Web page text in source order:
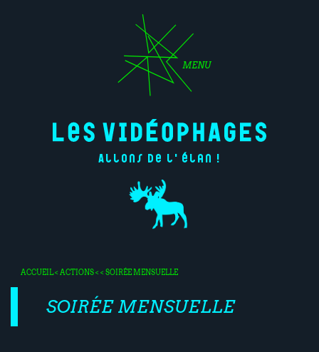
MENU
Allons de l'élan !
ACCUEIL<ACTIONS< < SOIRÉE MENSUELLE
SOIRÉE MENSUELLE